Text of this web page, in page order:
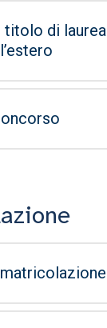
titolo di laurea